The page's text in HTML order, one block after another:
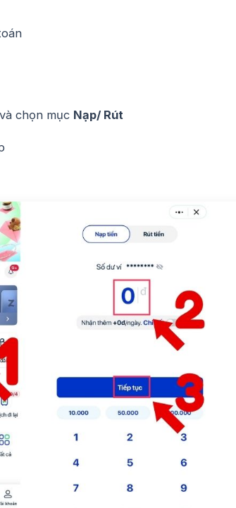
chọn mục Nạp/ Rút